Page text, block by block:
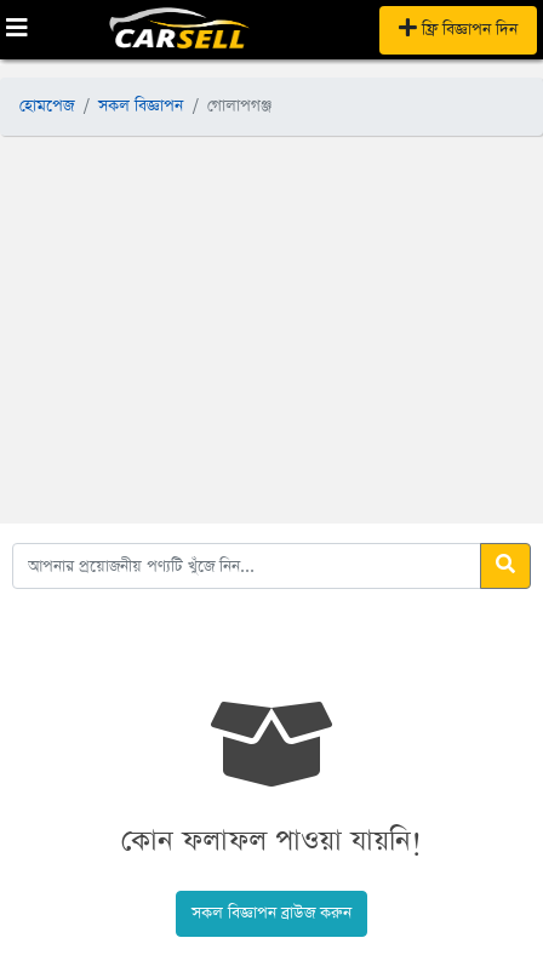
ফ্রি বিজ্ঞাপন দিন
হোমপেজ সকল বিজ্ঞাপন গোলাপগঞ্জ
কোন ফলাফল পাওয়া যায়নি!
সকল বিজ্ঞাপন ব্রাউজ করুন